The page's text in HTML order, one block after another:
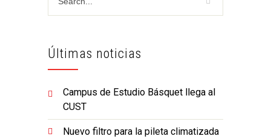
Últimas noticias
Campus de Estudio Básquet llega al
CUST
Nuevo filtro para la pileta climatizada